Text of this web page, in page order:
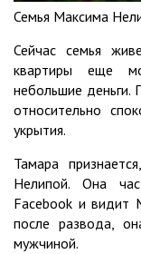
Семья Максима
Сейчас семья
квартиры еще
небольшие деньги.
относительно
укрытия.
Тамара
Нелипой. Она
Facebook и видит
после развода,
мужчиной.